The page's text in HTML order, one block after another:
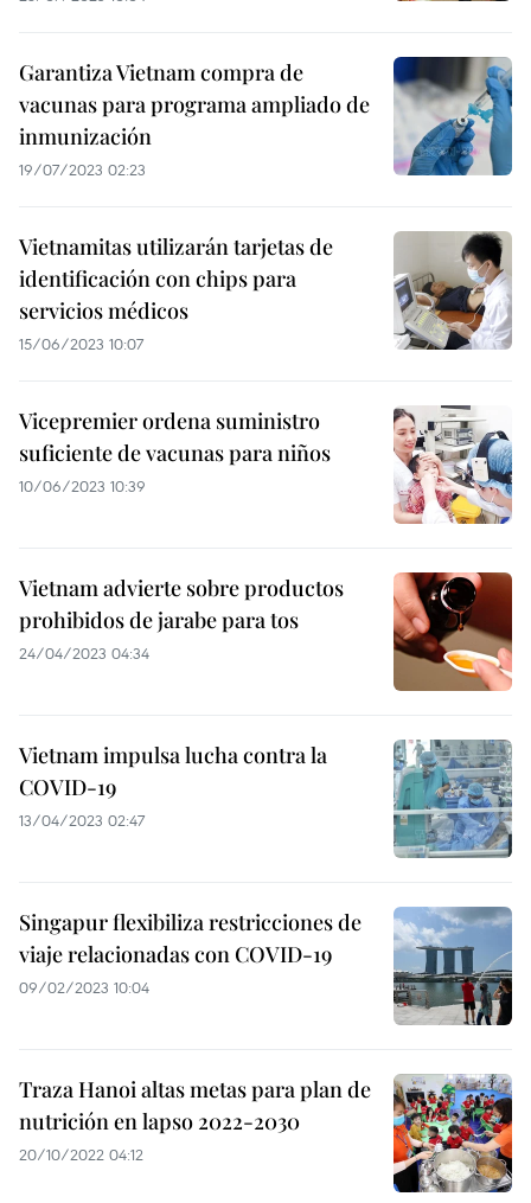
Garantiza Vietnam compra de
vacunas para programa ampliado de
inmunización
19/07/2023 02:23
Vietnamitas utilizarán tarjetas de
identificación con chips para
servicios médicos
15/06/2023 10:07
Vicepremier ordena suministro
suficiente de vacunas para niños
10/06/2023 10:39
Vietnam advierte sobre productos
prohibidos de jarabe para tos
24/04/2023 04:34
Vietnam impulsa lucha contra la
COVID-19
13/04/2023 02:47
Singapur flexibiliza restricciones de
viaje relacionadas con COVID-19
09/02/2023 10:04
Traza Hanoi altas metas para plan de
nutrición en lapso 2022-2030
20/10/2022 04:12